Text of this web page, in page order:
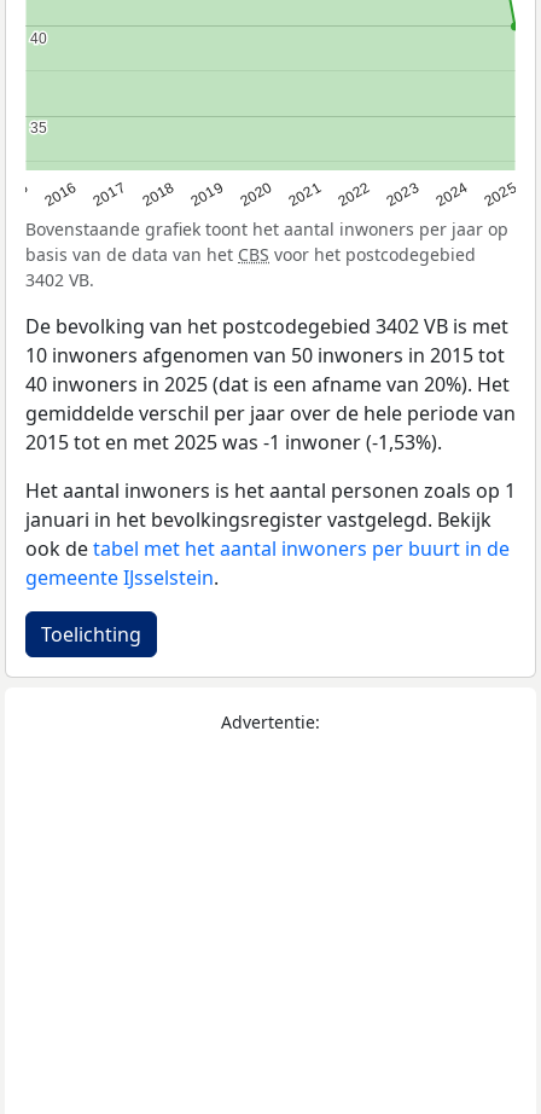
2016 2017 2018 2019 2020 2021 2022 2023 2024 2025
35
35
40
40
Bovenstaande grafiek toont het aantal inwoners per jaar op
basis van de data van het CBS voor het postcodegebied
3402 VB.
De bevolking van het postcodegebied 3402 VB is met
10 inwoners afgenomen van 50 inwoners in 2015 tot
40 inwoners in 2025 (dat is een afname van 20%). Het
gemiddelde verschil per jaar over de hele periode van
2015 tot en met 2025 was -1 inwoner (-1,53%).
Het aantal inwoners is het aantal personen zoals op 1
januari in het bevolkingsregister vastgelegd. Bekijk
ook detabel met het aantal inwoners per buurt in de
gemeente IJsselstein.
Toelichting
Advertentie: